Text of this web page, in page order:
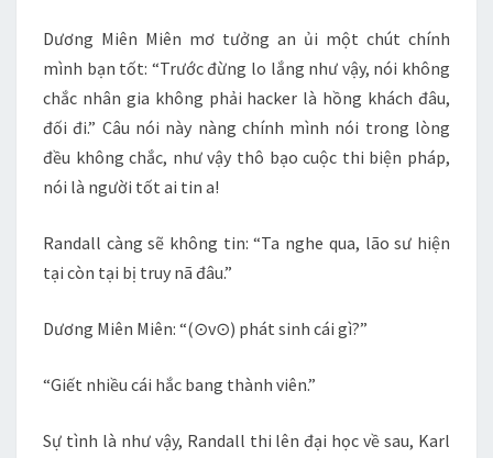
Dương Miên Miên mơ tưởng an ủi một chút chính
mình bạn tốt: “Trước đừng lo lắng như vậy, nói không
chắc nhân gia không phải hacker là hồng khách đâu,
đối đi.” Câu nói này nàng chính mình nói trong lòng
đều không chắc, như vậy thô bạo cuộc thi biện pháp,
nói là người tốt ai tin a!
Randall càng sẽ không tin: “Ta nghe qua, lão sư hiện
tại còn tại bị truy nã đâu.”
Dương Miên Miên: “(⊙v⊙) phát sinh cái gì?”
“Giết nhiều cái hắc bang thành viên.”
Sự tình là như vậy, Randall thi lên đại học về sau, Karl